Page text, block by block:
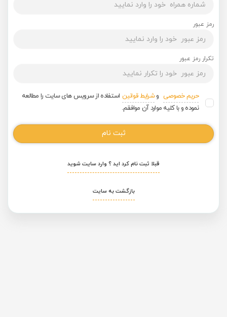
رمز عبور
تکرار رمز عبور
حریم خصوصی وشرایط قوانین استفاده از سرویس های سایت را مطالعه
نموده و با کلیه موارد آن موافقم.
ثبت نام
قبلا ثبت نام کرد اید ؟ وارد سایت شوید
بازگشت به سایت